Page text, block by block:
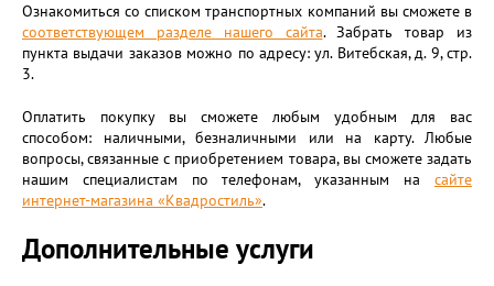
Ознакомиться со списком транспортных компаний вы сможете в
соответствующем разделе нашего сайта. Забрать товар из
пункта выдачи заказов можно по адресу: ул. Витебская, д. 9, стр.
3.
Оплатить покупку вы сможете любым удобным для вас
способом: наличными, безналичными или на карту. Любые
вопросы, связанные с приобретением товара, вы сможете задать
нашим специалистам по телефонам, указанным на сайте
интернет-магазина «Квадростиль».
Дополнительные услуги